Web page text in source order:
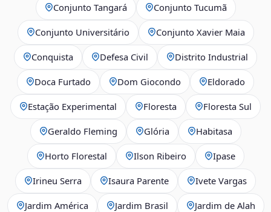
Conjunto Tangará Conjunto Tucumã
Conjunto Universitário Conjunto Xavier Maia
Conquista Defesa Civil Distrito Industrial
Doca Furtado Dom Giocondo Eldorado
Estação Experimental Floresta Floresta Sul
Geraldo Fleming Glória Habitasa
Horto Florestal Ilson Ribeiro Ipase
Irineu Serra Isaura Parente Ivete Vargas
Jardim América Jardim Brasil Jardim de Alah